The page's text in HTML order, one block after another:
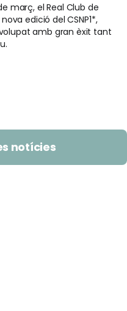
març, el Real Club de
edició del CSNP1*,
amb gran èxit tant
notícies